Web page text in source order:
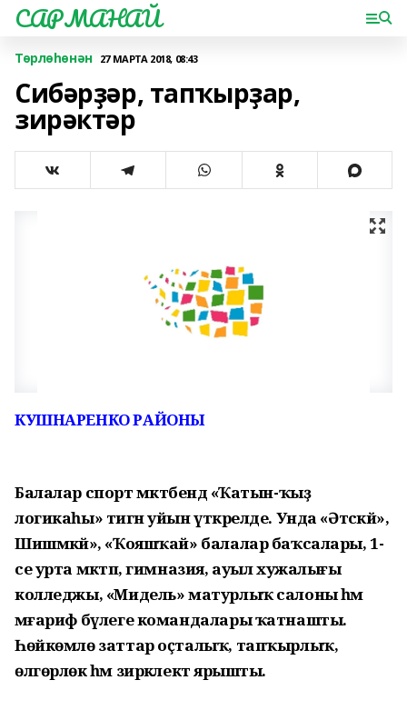
САРМАНАЙ
Төрлөһөнән 27 МАРТА 2018, 08:43
Сибәрҙәр, тапҡырҙар,
зирәктәр
КУШНАРЕНКО РАЙОНЫ
Балалар спорт мәктәбендә «Ҡатын-ҡыҙ
логикаһы» тигән уйын үткәрелде. Унда «Әтәскәй»,
Шишмәкәй», «Ҡояшҡай» балалар баҡсалары, 1-
се урта мәктәп, гимназия, ауыл хужалығы
колледжы, «Мидель» матурлыҡ салоны һәм
мәғариф бүлеге командалары ҡатнашты.
Һөйкөмлө заттар оҫталыҡ, тапҡырлыҡ,
өлгөрлөк һәм зирәклектә ярышты.